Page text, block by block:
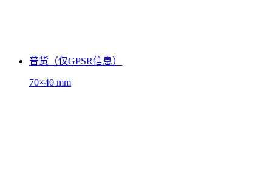
普货（仅GPSR信息）
70×40 mm